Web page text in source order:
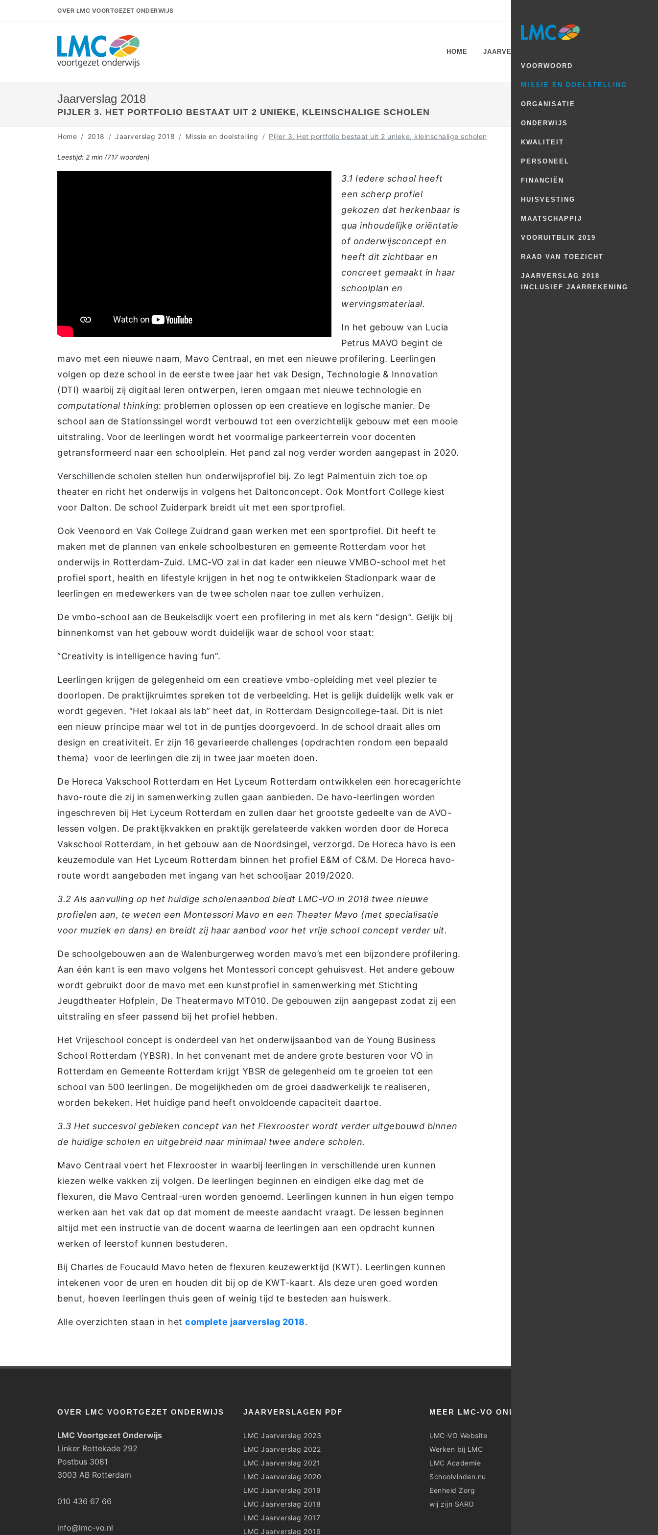
OVER LMC VOORTGEZET ONDERWIJS
HOME
JAARVERSLAGEN
VOORWOORD
MISSIE EN DOELSTELLING
ORGANISATIE
ONDERWIJS
KWALITEIT
PERSONEEL
FINANCIËN
HUISVESTING
MAATSCHAPPIJ
VOORUITBLIK 2019
RAAD VAN TOEZICHT
JAARVERSLAG 2018
INCLUSIEF JAARREKENING
Jaarverslag 2018
PIJLER 3. HET PORTFOLIO BESTAAT UIT 2 UNIEKE, KLEINSCHALIGE SCHOLEN
Home 2018 Jaarverslag 2018 Missie en doelstelling Pijler 3. Het portfolio bestaat uit 2 unieke, kleinschalige scholen
Leestijd: 2 min (717 woorden)
3.1 Iedere school heeft
een scherp profiel
gekozen dat herkenbaar is
qua inhoudelijke oriëntatie
of onderwijsconcept en
heeft dit zichtbaar en
concreet gemaakt in haar
schoolplan en
wervingsmateriaal.
In het gebouw van Lucia
Petrus MAVO begint de
mavo met een nieuwe naam, Mavo Centraal, en met een nieuwe profilering. Leerlingen
volgen op deze school in de eerste twee jaar het vak Design, Technologie & Innovation
(DTI) waarbij zij digitaal leren ontwerpen, leren omgaan met nieuwe technologie en
computational thinking: problemen oplossen op een creatieve en logische manier. De
school aan de Stationssingel wordt verbouwd tot een overzichtelijk gebouw met een mooie
uitstraling. Voor de leerlingen wordt het voormalige parkeerterrein voor docenten
getransformeerd naar een schoolplein. Het pand zal nog verder worden aangepast in 2020.
Verschillende scholen stellen hun onderwijsprofiel bij. Zo legt Palmentuin zich toe op
theater en richt het onderwijs in volgens het Daltonconcept. Ook Montfort College kiest
voor Dalton. De school Zuiderpark breidt uit met een sportprofiel.
Ook Veenoord en Vak College Zuidrand gaan werken met een sportprofiel. Dit heeft te
maken met de plannen van enkele schoolbesturen en gemeente Rotterdam voor het
onderwijs in Rotterdam-Zuid. LMC-VO zal in dat kader een nieuwe VMBO-school met het
profiel sport, health en lifestyle krijgen in het nog te ontwikkelen Stadionpark waar de
leerlingen en medewerkers van de twee scholen naar toe zullen verhuizen.
De vmbo-school aan de Beukelsdijk voert een profilering in met als kern “design”. Gelijk bij
binnenkomst van het gebouw wordt duidelijk waar de school voor staat:
“Creativity is intelligence having fun”.
Leerlingen krijgen de gelegenheid om een creatieve vmbo-opleiding met veel plezier te
doorlopen. De praktijkruimtes spreken tot de verbeelding. Het is gelijk duidelijk welk vak er
wordt gegeven. “Het lokaal als lab” heet dat, in Rotterdam Designcollege-taal. Dit is niet
een nieuw principe maar wel tot in de puntjes doorgevoerd. In de school draait alles om
design en creativiteit. Er zijn 16 gevarieerde challenges (opdrachten rondom een bepaald
thema) voor de leerlingen die zij in twee jaar moeten doen.
De Horeca Vakschool Rotterdam en Het Lyceum Rotterdam ontwikkelen een horecagerichte
havo-route die zij in samenwerking zullen gaan aanbieden. De havo-leerlingen worden
ingeschreven bij Het Lyceum Rotterdam en zullen daar het grootste gedeelte van de AVO-
lessen volgen. De praktijkvakken en praktijk gerelateerde vakken worden door de Horeca
Vakschool Rotterdam, in het gebouw aan de Noordsingel, verzorgd. De Horeca havo is een
keuzemodule van Het Lyceum Rotterdam binnen het profiel E&M of C&M. De Horeca havo-
route wordt aangeboden met ingang van het schooljaar 2019/2020.
3.2 Als aanvulling op het huidige scholenaanbod biedt LMC-VO in 2018 twee nieuwe
profielen aan, te weten een Montessori Mavo en een Theater Mavo (met specialisatie
voor muziek en dans) en breidt zij haar aanbod voor het vrije school concept verder uit.
De schoolgebouwen aan de Walenburgerweg worden mavo’s met een bijzondere profilering.
Aan één kant is een mavo volgens het Montessori concept gehuisvest. Het andere gebouw
wordt gebruikt door de mavo met een kunstprofiel in samenwerking met Stichting
Jeugdtheater Hofplein, De Theatermavo MT010. De gebouwen zijn aangepast zodat zij een
uitstraling en sfeer passend bij het profiel hebben.
Het Vrijeschool concept is onderdeel van het onderwijsaanbod van de Young Business
School Rotterdam (YBSR). In het convenant met de andere grote besturen voor VO in
Rotterdam en Gemeente Rotterdam krijgt YBSR de gelegenheid om te groeien tot een
school van 500 leerlingen. De mogelijkheden om de groei daadwerkelijk te realiseren,
worden bekeken. Het huidige pand heeft onvoldoende capaciteit daartoe.
3.3 Het succesvol gebleken concept van het Flexrooster wordt verder uitgebouwd binnen
de huidige scholen en uitgebreid naar minimaal twee andere scholen.
Mavo Centraal voert het Flexrooster in waarbij leerlingen in verschillende uren kunnen
kiezen welke vakken zij volgen. De leerlingen beginnen en eindigen elke dag met de
flexuren, die Mavo Centraal-uren worden genoemd. Leerlingen kunnen in hun eigen tempo
werken aan het vak dat op dat moment de meeste aandacht vraagt. De lessen beginnen
altijd met een instructie van de docent waarna de leerlingen aan een opdracht kunnen
werken of leerstof kunnen bestuderen.
Bij Charles de Foucauld Mavo heten de flexuren keuzewerktijd (KWT). Leerlingen kunnen
intekenen voor de uren en houden dit bij op de KWT-kaart. Als deze uren goed worden
benut, hoeven leerlingen thuis geen of weinig tijd te besteden aan huiswerk.
Alle overzichten staan in het complete jaarverslag 2018.
OVER LMC VOORTGEZET ONDERWIJS
LMC Voortgezet Onderwijs
Linker Rottekade 292
Postbus 3081
3003 AB Rotterdam
010 436 67 66
info@lmc-vo.nl
JAARVERSLAGEN PDF
LMC Jaarverslag 2023
LMC Jaarverslag 2022
LMC Jaarverslag 2021
LMC Jaarverslag 2020
LMC Jaarverslag 2019
LMC Jaarverslag 2018
LMC Jaarverslag 2017
LMC Jaarverslag 2016
MEER LMC-VO ONLINE
LMC-VO Website
Werken bij LMC
LMC Academie
Schoolvinden.nu
Eenheid Zorg
wij zijn SARO